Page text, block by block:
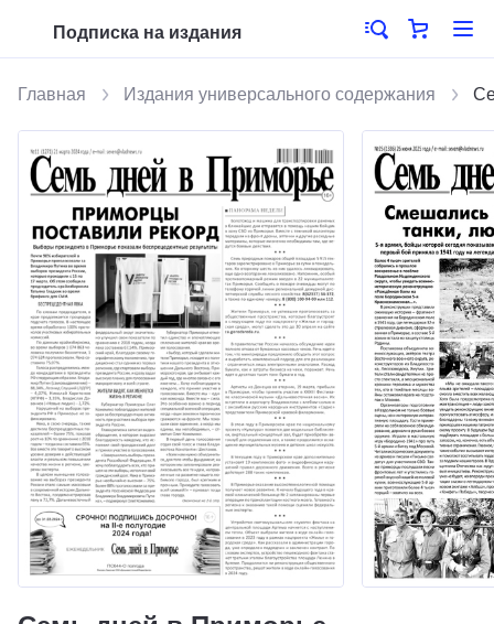
Подписка на издания
Главная Издания универсального содержания